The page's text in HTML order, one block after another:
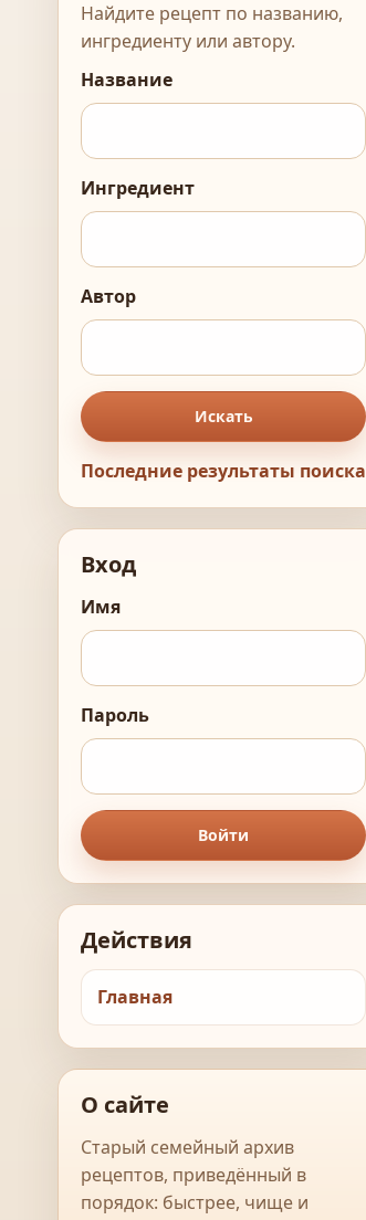
Найдите рецепт по названию,
ингредиенту или автору.
Название
Ингредиент
Автор
Искать
Последние результаты поиска
Вход
Имя
Пароль
Войти
Действия
Главная
О сайте
Старый семейный архив
рецептов, приведённый в
порядок: быстрее, чище и